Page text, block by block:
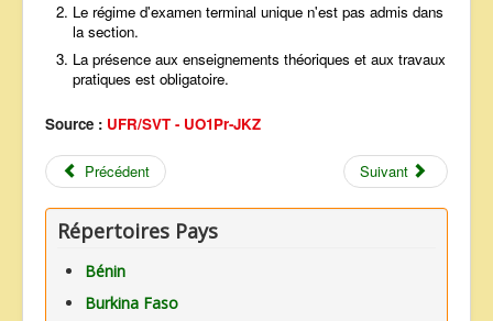
Le régime d'examen terminal unique n'est pas admis dans
la section.
La présence aux enseignements théoriques et aux travaux
pratiques est obligatoire.
Source : UFR/SVT - UO1Pr-JKZ
Précédent Suivant
Répertoires Pays
Bénin
Burkina Faso